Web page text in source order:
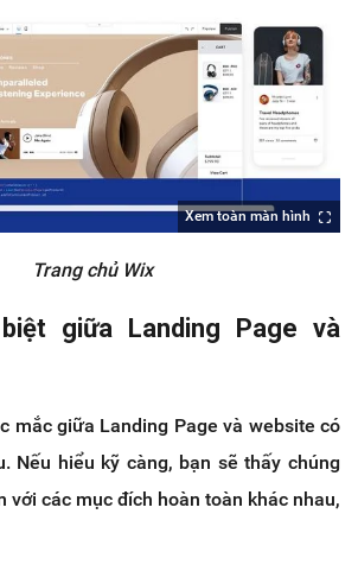
Xem toàn màn hình
Trang chủ Wix
giữa Landing Page và
mắc giữa Landing Page và website có
Nếu hiểu kỹ càng, bạn sẽ thấy chúng
với các mục đích hoàn toàn khác nhau,